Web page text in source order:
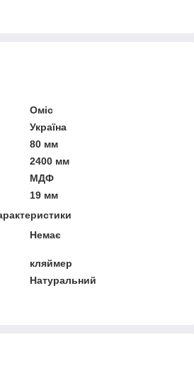
Оміс
Україна
80 мм
2400 мм
МДФ
19 мм
Немає
кляймер
Натуральний